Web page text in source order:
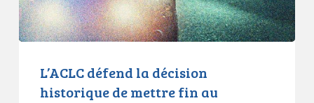
au
profilage
L’ACLC défend la décision
historique de mettre fin au